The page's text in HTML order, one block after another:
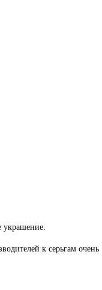
украшение.
к серьгам очень